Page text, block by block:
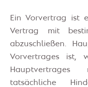
Ein Vorvertrag ist
Vertrag mit
abzuschließen.
Vorvertrages ist,
tatsächliche